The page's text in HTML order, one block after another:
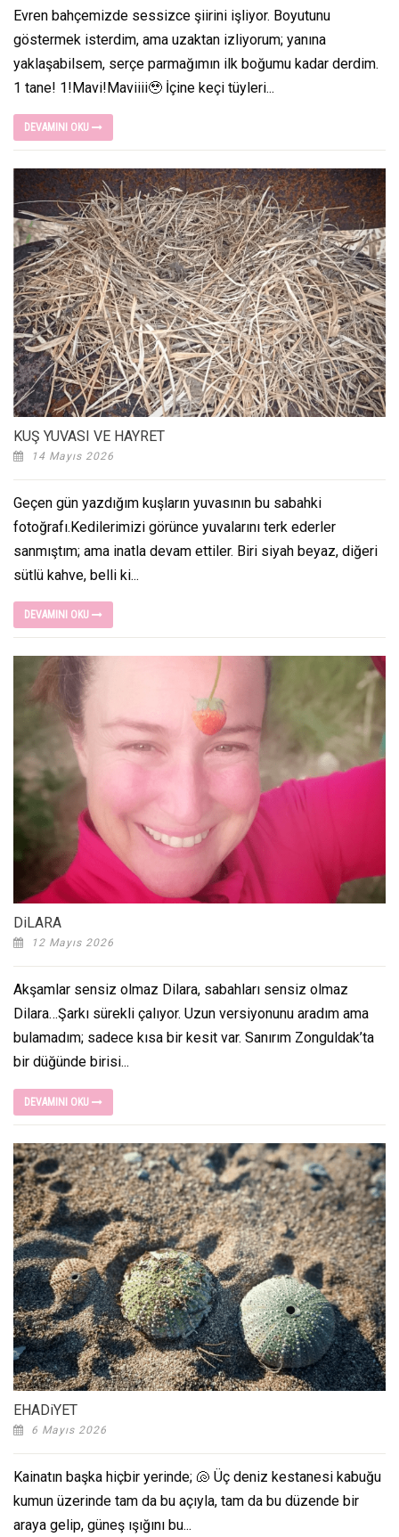
Evren bahçemizde sessizce şiirini işliyor. Boyutunu
göstermek isterdim, ama uzaktan izliyorum; yanına
yaklaşabilsem, serçe parmağımın ilk boğumu kadar derdim. ​
1 tane! 1!Mavi!Maviiii🥹 İçine keçi tüyleri...
DEVAMINI OKU
KUŞ YUVASI VE HAYRET
14 Mayıs 2026
Geçen gün yazdığım kuşların yuvasının bu sabahki
fotoğrafı.Kedilerimizi görünce yuvalarını terk ederler
sanmıştım; ama inatla devam ettiler. Biri siyah beyaz, diğeri
sütlü kahve, belli ki...
DEVAMINI OKU
DiLARA
12 Mayıs 2026
Akşamlar sensiz olmaz Dilara, sabahları sensiz olmaz
Dilara…Şarkı sürekli çalıyor. Uzun versiyonunu aradım ama
bulamadım; sadece kısa bir kesit var. Sanırım Zonguldak’ta
bir düğünde birisi...
DEVAMINI OKU
EHADiYET
6 Mayıs 2026
Kainatın başka hiçbir yerinde; 🐚 Üç deniz kestanesi kabuğu
kumun üzerinde tam da bu açıyla, tam da bu düzende bir
araya gelip, güneş ışığını bu...